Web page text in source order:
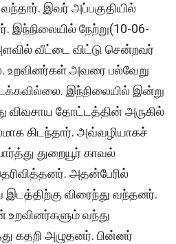
இவர் அப்பகுதியில்
இந்நிலையில் நேற்று(10-06-
வீட்டை விட்டு சென்றவர்
உறவினர்கள் அவரை பல்வேறு
இந்நிலையில் இன்று
விவசாய தோட்டத்தின் அருகில்
கிடந்தார். அவ்வழியாகச்
துறையூர் காவல்
அதன்பேரில்
இடத்திற்கு விரைந்து வந்தனர்.
உறவினர்களும் வந்து
கதறி அழுதனர். பின்னர்